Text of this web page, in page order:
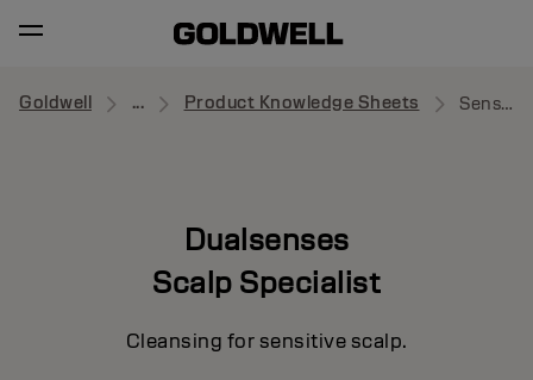
Goldwell ... Product Knowledge Sheets Sensitive Foam Shampoo
Dualsenses
Scalp Specialist
Cleansing for sensitive scalp.